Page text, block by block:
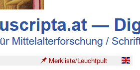
Merkliste/Leuchtpult